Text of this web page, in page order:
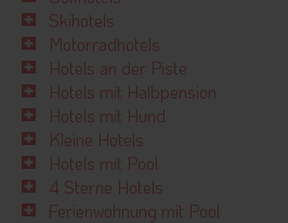
Skihotels
Motorradhotels
Hotels an der Piste
Hotels mit Halbpension
Hotels mit Hund
Kleine Hotels
Hotels mit Pool
4 Sterne Hotels
Ferienwohnung mit Pool